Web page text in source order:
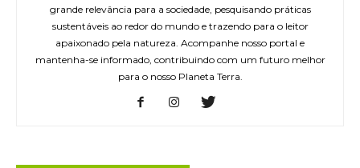
grande relevância para a sociedade, pesquisando práticas
sustentáveis ao redor do mundo e trazendo para o leitor
apaixonado pela natureza. Acompanhe nosso portal e
mantenha-se informado, contribuindo com um futuro melhor
para o nosso Planeta Terra.